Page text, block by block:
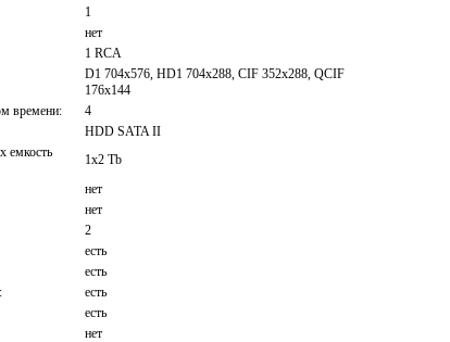
1
нет
1 RCA
D1 704x576, HD1 704x288, CIF 352x288, QCIF
176x144
времени:
4
HDD SATA II
емкость
1x2 Tb
нет
нет
2
есть
есть
есть
есть
нет